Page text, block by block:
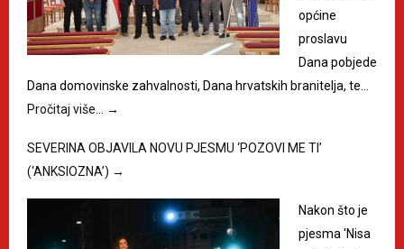
općine
proslavu
Dana pobjede
Dana domovinske zahvalnosti, Dana hrvatskih branitelja, te…
Pročitaj više…
→
SEVERINA OBJAVILA NOVU PJESMU ‘POZOVI ME TI’
(‘ANKSIOZNA’) →
Nakon što je
pjesma 'Nisa